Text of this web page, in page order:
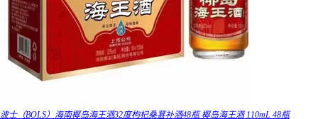
波士（BOLS）海南椰岛海王酒32度枸杞桑葚补酒48瓶 椰岛海王酒 110mL 48瓶